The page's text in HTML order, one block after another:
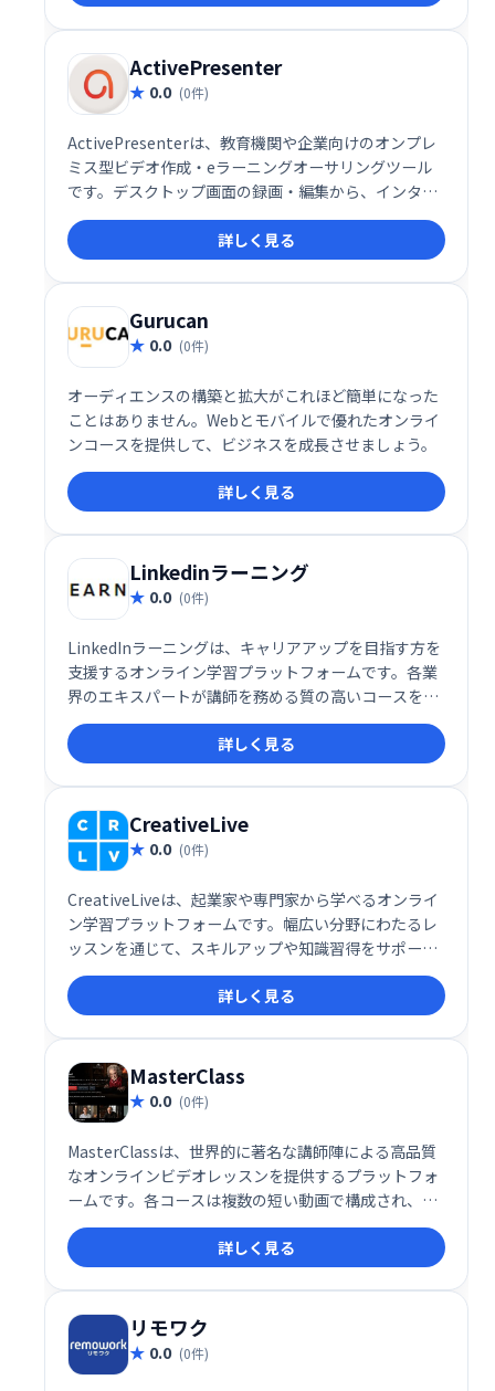
ActivePresenter
0.0 (0件)
ActivePresenterは、教育機関や企業向けのオンプレ
ミス型ビデオ作成・eラーニングオーサリングツール
です。デスクトップ画面の録画・編集から、インタラ
クティブなHTML5コンテンツ作成まで、幅広い機能を
提供します。オーディオ/ビデオ編集機能も充実してお
り、Mac/Windows両対応で作成したコンテンツはあ
らゆるモバイルデバイスで共有可能です。効率的なe
ラーニングコンテンツ制作を実現します。
詳しく見る
Gurucan
0.0 (0件)
オーディエンスの構築と拡大がこれほど簡単になった
ことはありません。Webとモバイルで優れたオンライ
ンコースを提供して、ビジネスを成長させましょう。
詳しく見る
Linkedinラーニング
0.0 (0件)
LinkedInラーニングは、キャリアアップを目指す方を
支援するオンライン学習プラットフォームです。各業
界のエキスパートが講師を務める質の高いコースを提
供し、スキルアップとキャリア開発をサポートしま
す。目標達成に役立つ幅広いコースの中から、ご自身
のニーズに合った学習プランを選んでいただけます。
詳しく見る
CreativeLive
0.0 (0件)
CreativeLiveは、起業家や専門家から学べるオンライ
ン学習プラットフォームです。幅広い分野にわたるレ
ッスンを通じて、スキルアップや知識習得をサポート
します。
詳しく見る
MasterClass
0.0 (0件)
MasterClassは、世界的に著名な講師陣による高品質
なオンラインビデオレッスンを提供するプラットフォ
ームです。各コースは複数の短い動画で構成され、分
かりやすく、実践的な学習体験を提供します。映画制
作から料理、音楽まで、幅広い分野のコースが用意さ
れており、スキルアップを目指す方におすすめです。
詳しく見る
リモワク
0.0 (0件)